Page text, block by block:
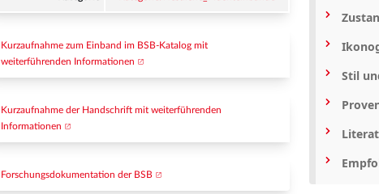
Kurzaufnahme zum Einband im BSB-Katalog mit
weiterführenden Informationen
Kurzaufnahme der Handschrift mit weiterführenden
Informationen
Forschungsdokumentation der BSB
Stil